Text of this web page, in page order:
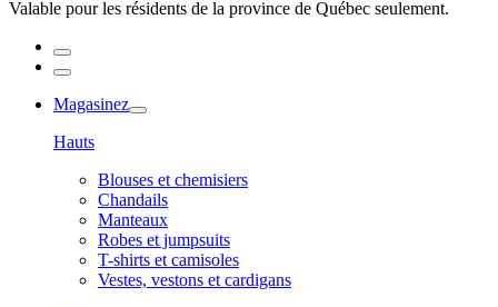
Valable pour les résidents de la province de Québec seulement.
Magasinez
Hauts
Blouses et chemisiers
Chandails
Manteaux
Robes et jumpsuits
T-shirts et camisoles
Vestes, vestons et cardigans